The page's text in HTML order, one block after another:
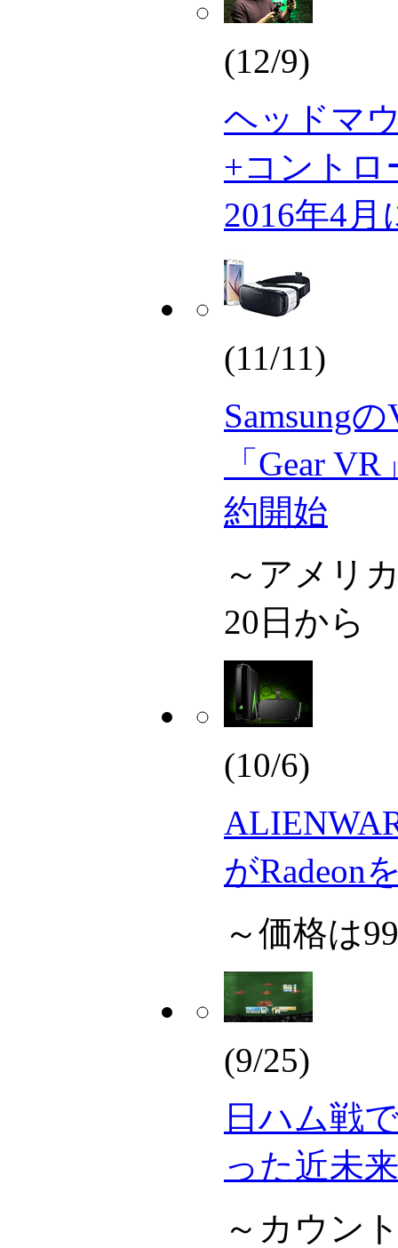
(12/9)
ヘッドマ
+コントロ
2016年4月
(11/11)
Samsung
「Gear
約開始
～アメリ
20日から
(10/6)
がRadeon
～価格は
(9/25)
日ハム戦
った近未
～カウン